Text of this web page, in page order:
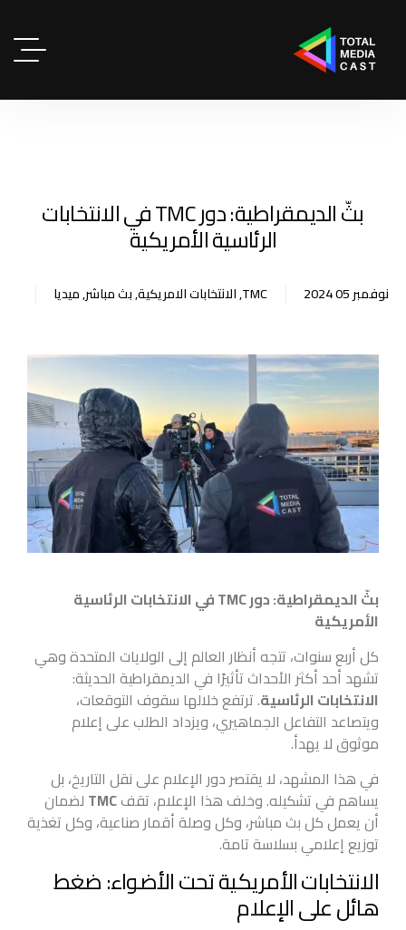
بثّ الديمقراطية: دور TMC في الانتخابات
الرئاسية الأمريكية
نوفمبر 05 2024 TMC
,الانتخابات الامريكية,بث مباشر,ميديا
بثّ الديمقراطية: دور TMC في الانتخابات الرئاسية
الأمريكية
كل أربع سنوات، تتجه أنظار العالم إلى الولايات المتحدة وهي
تشهد أحد أكثر الأحداث تأثيرًا في الديمقراطية الحديثة:
الانتخابات الرئاسية. ترتفع خلالها سقوف التوقعات،
ويتصاعد التفاعل الجماهيري، ويزداد الطلب على إعلام
موثوق لا يهدأ.
في هذا المشهد، لا يقتصر دور الإعلام على نقل التاريخ، بل
يساهم في تشكيله. وخلف هذا الإعلام، تقفTMC لضمان
أن يعمل كل بث مباشر، وكل وصلة أقمار صناعية، وكل تغذية
توزيع إعلامي بسلاسة تامة.
الانتخابات الأمريكية تحت الأضواء: ضغط
هائل على الإعلام